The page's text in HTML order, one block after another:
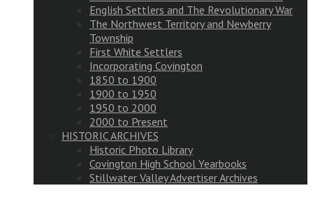
English Settlers and The Revolutionary War
The Northwest Territory and Newberry
Township
First White Settlers
Incorporating Covington
1850 to 1900
1900 to 1950
1950 to 2000
2000 to Present
HISTORIC ARCHIVES
Historic Photo Library
Covington High School Yearbooks
Stillwater Valley Advertiser Archives